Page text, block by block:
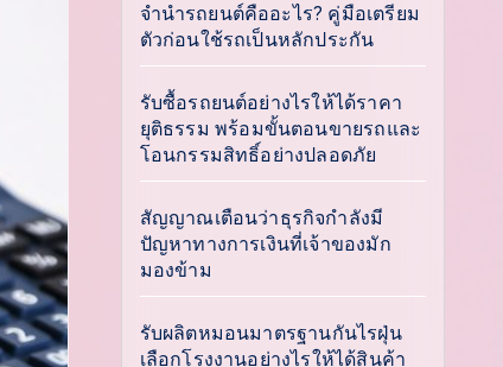
จำนำรถยนต์คืออะไร? คู่มือเตรียม
ตัวก่อนใช้รถเป็นหลักประกัน
รับซื้อรถยนต์อย่างไรให้ได้ราคา
ยุติธรรม พร้อมขั้นตอนขายรถและ
โอนกรรมสิทธิ์อย่างปลอดภัย
สัญญาณเตือนว่าธุรกิจกำลังมี
ปัญหาทางการเงินที่เจ้าของมัก
มองข้าม
รับผลิตหมอนมาตรฐานกันไรฝุ่น
เลือกโรงงานอย่างไรให้ได้สินค้า